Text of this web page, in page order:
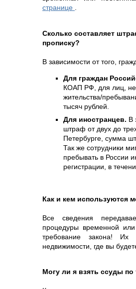
странице .
Сколько составляет
прописку?
В зависимости от того,
Для граждан
КОАП РФ, для лиц, не
жительства/
тысяч рублей.
Для иностранцев. В
штраф от двух до
Петербурге, сумма
Так же сотрудники
пребывать в России
регистрации, в
Как и кем используются
Все сведения
процедуры временной
требование закона! Их
недвижимости, где вы
Могу ли я взять ссуды по